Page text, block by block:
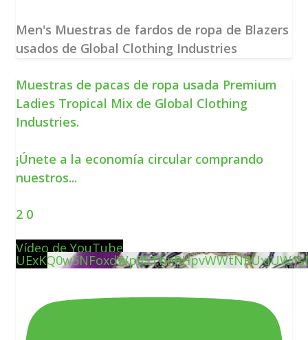
Men's Muestras de fardos de ropa de Blazers
usados de Global Clothing Industries
Muestras de pacas de ropa usada Premium
Ladies Tropical Mix de Global Clothing
Industries.
¡Únete a la economía circular comprando
nuestros...
2 0
Vídeo de YouTube